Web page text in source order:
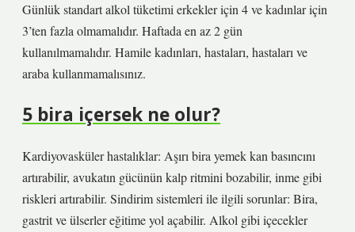
Günlük standart alkol tüketimi erkekler için 4 ve kadınlar için
3’ten fazla olmamalıdır. Haftada en az 2 gün
kullanılmamalıdır. Hamile kadınları, hastaları, hastaları ve
araba kullanmamalısınız.
5 bira içersek ne olur?
Kardiyovasküler hastalıklar: Aşırı bira yemek kan basıncını
artırabilir, avukatın gücünün kalp ritmini bozabilir, inme gibi
riskleri artırabilir. Sindirim sistemleri ile ilgili sorunlar: Bira,
gastrit ve ülserler eğitime yol açabilir. Alkol gibi içecekler